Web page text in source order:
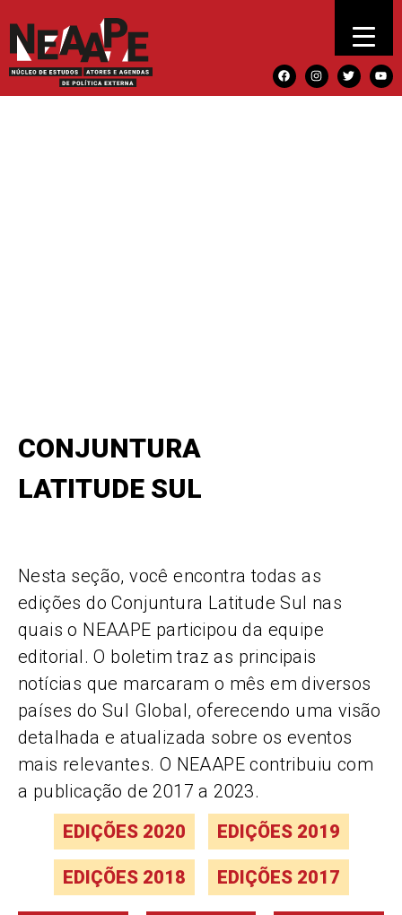
CONJUNTURA
LATITUDE SUL
Nesta seção, você encontra todas as
edições do Conjuntura Latitude Sul nas
quais o NEAAPE participou da equipe
editorial. O boletim traz as principais
notícias que marcaram o mês em diversos
países do Sul Global, oferecendo uma visão
detalhada e atualizada sobre os eventos
mais relevantes. O NEAAPE contribuiu com
a publicação de 2017 a 2023.
EDIÇÕES 2020
EDIÇÕES 2019
EDIÇÕES 2018 EDIÇÕES 2017